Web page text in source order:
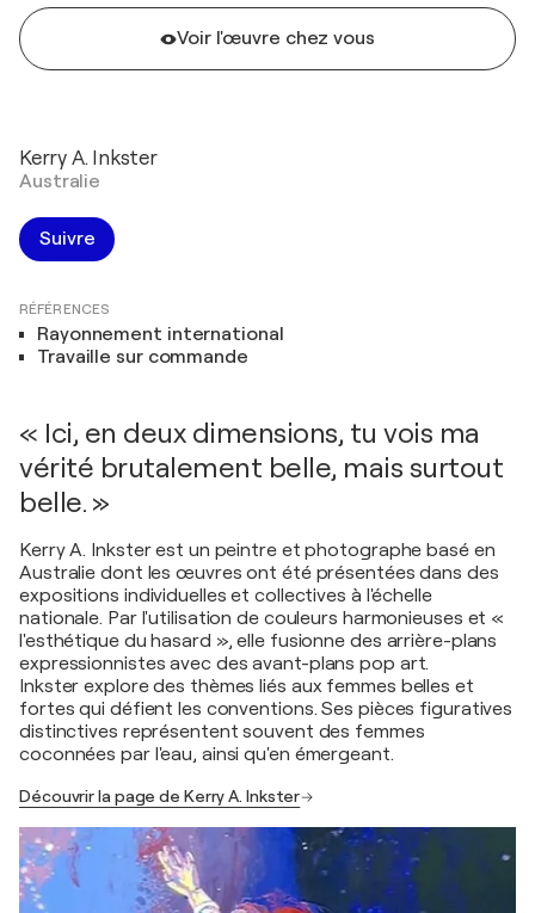
Voir l'œuvre chez vous
Kerry A. Inkster
Australie
Suivre
RÉFÉRENCES
Rayonnement international
Travaille sur commande
« Ici, en deux dimensions, tu vois ma
vérité brutalement belle, mais surtout
belle. »
Kerry A. Inkster est un peintre et photographe basé en
Australie dont les œuvres ont été présentées dans des
expositions individuelles et collectives à l'échelle
nationale. Par l'utilisation de couleurs harmonieuses et «
l'esthétique du hasard », elle fusionne des arrière-plans
expressionnistes avec des avant-plans pop art.
Inkster explore des thèmes liés aux femmes belles et
fortes qui défient les conventions. Ses pièces figuratives
distinctives représentent souvent des femmes
coconnées par l'eau, ainsi qu'en émergeant.
Découvrir la page de Kerry A. Inkster